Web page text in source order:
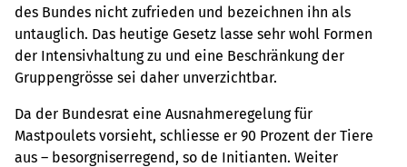
des Bundes nicht zufrieden und bezeichnen ihn als
untauglich. Das heutige Gesetz lasse sehr wohl Formen
der Intensivhaltung zu und eine Beschränkung der
Gruppengrösse sei daher unverzichtbar.
Da der Bundesrat eine Ausnahmeregelung für
Mastpoulets vorsieht, schliesse er 90 Prozent der Tiere
aus – besorgniserregend, so de Initianten. Weiter